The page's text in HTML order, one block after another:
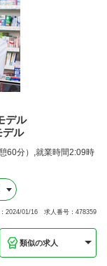
デル
デル
60分）,就業時間2:09時
2024/01/16 求人番号：478359
類似の求人